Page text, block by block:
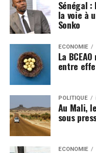
Sénégal
la voie à
Sonko
ECONOMIE
La
entre
POLITIQUE
Au Mali,
sous
ECONOMIE